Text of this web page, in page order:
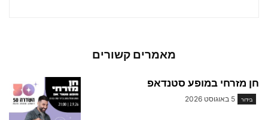
מאמרים קשורים
חן מזרחי במופע סטנדאפ
בידור 5 באוגוסט 2026